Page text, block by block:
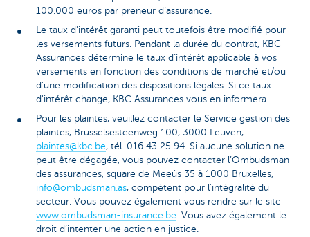
100.000 euros par preneur d’assurance.
Le taux d'intérêt garanti peut toutefois être modifié pour
les versements futurs. Pendant la durée du contrat, KBC
Assurances détermine le taux d’intérêt applicable à vos
versements en fonction des conditions de marché et/ou
d’une modification des dispositions légales. Si ce taux
d'intérêt change, KBC Assurances vous en informera.
Pour les plaintes, veuillez contacter le Service gestion des
plaintes, Brusselsesteenweg 100, 3000 Leuven,
plaintes@kbc.be, tél. 016 43 25 94. Si aucune solution ne
peut être dégagée, vous pouvez contacter l’Ombudsman
des assurances, square de Meeûs 35 à 1000 Bruxelles,
info@ombudsman.as, compétent pour l’intégralité du
secteur. Vous pouvez également vous rendre sur le site
www.ombudsman-insurance.be. Vous avez également le
droit d’intenter une action en justice.